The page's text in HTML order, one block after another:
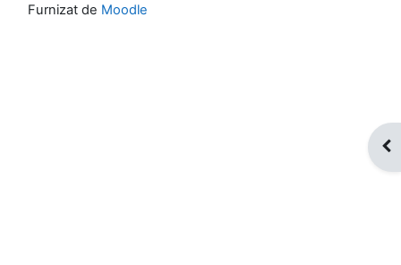
Furnizat de Moodle